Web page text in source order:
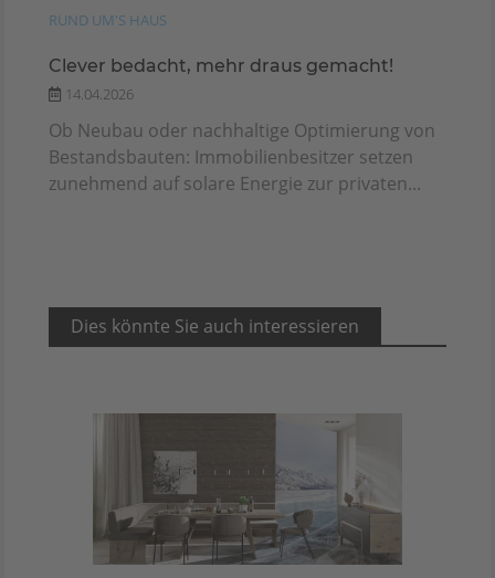
RUND UM'S HAUS
Clever bedacht, mehr draus gemacht!
14.04.2026
Ob Neubau oder nachhaltige Optimierung von
Bestandsbauten: Immobilienbesitzer setzen
zunehmend auf solare Energie zur privaten...
Dies könnte Sie auch interessieren